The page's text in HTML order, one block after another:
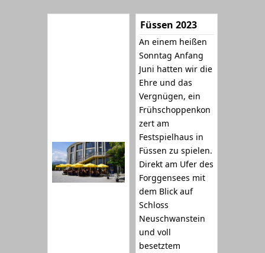
Füssen 2023
An einem heißen
Sonntag Anfang
Juni hatten wir die
Ehre und das
Vergnügen, ein
Frühschoppenkon
zert am
Festspielhaus in
Füssen zu spielen.
Direkt am Ufer des
Forggensees mit
dem Blick auf
Schloss
Neuschwanstein
und voll
besetztem